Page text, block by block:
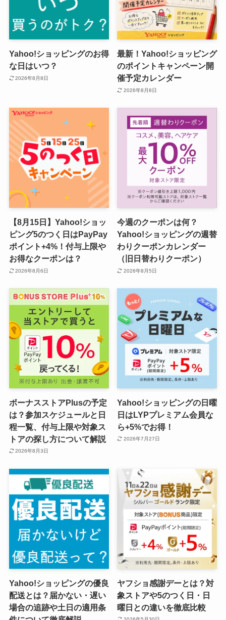
Yahoo!ショッピングのお得
な日はいつ？
2026年8月8日
最新！Yahoo!ショッピング
のポイントキャンペーン開
催予定カレンダー
2026年8月8日
【8月15日】Yahoo!ショッ
ピング5のつく日はPayPay
ポイント+4%！付与上限や
お得なクーポンは？
2026年8月6日
今週のクーポンは何？
Yahoo!ショッピングの週替
わりクーポンカレンダー
（旧日替わりクーポン）
2026年8月5日
ボーナスストアPlusの予定
は？参加スケジュールと日
程一覧、付与上限や対象ス
トアの探し方について解説
2026年8月3日
Yahoo!ショッピングの日曜
日はLYPプレミアム会員な
ら+5%でお得！
2026年7月27日
Yahoo!ショッピングの優良
配送とは？届かない・遅い
場合の追跡や土日の適用条
ヤフショ感謝デーとは？対
象ストアや5のつく日・日
曜日との違いを徹底比較